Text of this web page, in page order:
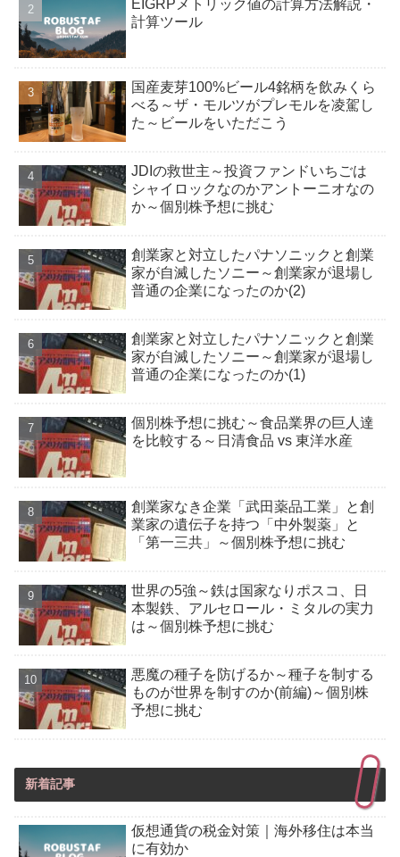
EIGRPメトリック値の計算方法解説・
計算ツール
国産麦芽100%ビール4銘柄を飲みくら
べる～ザ・モルツがプレモルを凌駕し
た～ビールをいただこう
JDIの救世主～投資ファンドいちごは
シャイロックなのかアントーニオなの
か～個別株予想に挑む
創業家と対立したパナソニックと創業
家が自滅したソニー～創業家が退場し
普通の企業になったのか(2)
創業家と対立したパナソニックと創業
家が自滅したソニー～創業家が退場し
普通の企業になったのか(1)
個別株予想に挑む～食品業界の巨人達
を比較する～日清食品 vs 東洋水産
創業家なき企業「武田薬品工業」と創
業家の遺伝子を持つ「中外製薬」と
「第一三共」～個別株予想に挑む
世界の5強～鉄は国家なりポスコ、日
本製鉄、アルセロール・ミタルの実力
は～個別株予想に挑む
悪魔の種子を防げるか～種子を制する
ものが世界を制すのか(前編)～個別株
予想に挑む
新着記事
仮想通貨の税金対策｜海外移住は本当
に有効か